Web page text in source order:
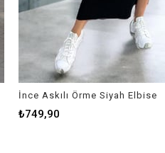
İnce Askılı Örme Siyah Elbise
₺749,90